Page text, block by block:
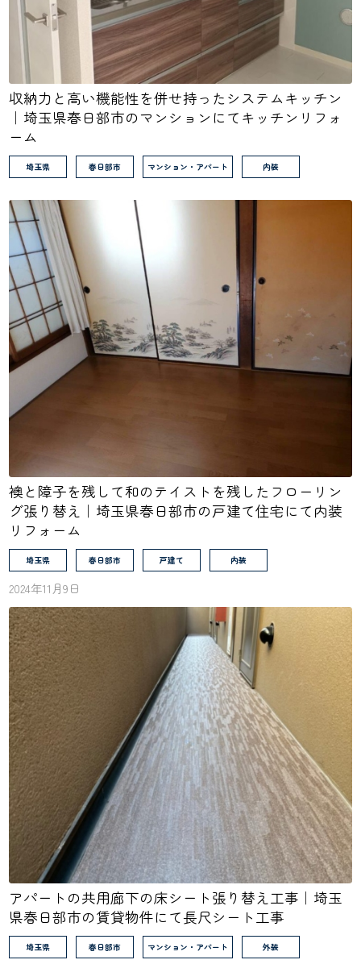
収納力と高い機能性を併せ持ったシステムキッチン
｜埼玉県春日部市のマンションにてキッチンリフォ
ーム
埼玉県 春日部市 マンション・アパート 内装
襖と障子を残して和のテイストを残したフローリン
グ張り替え｜埼玉県春日部市の戸建て住宅にて内装
リフォーム
埼玉県 春日部市 戸建て 内装
2024年11月9日
アパートの共用廊下の床シート張り替え工事｜埼玉
県春日部市の賃貸物件にて長尺シート工事
埼玉県 春日部市 マンション・アパート 外装